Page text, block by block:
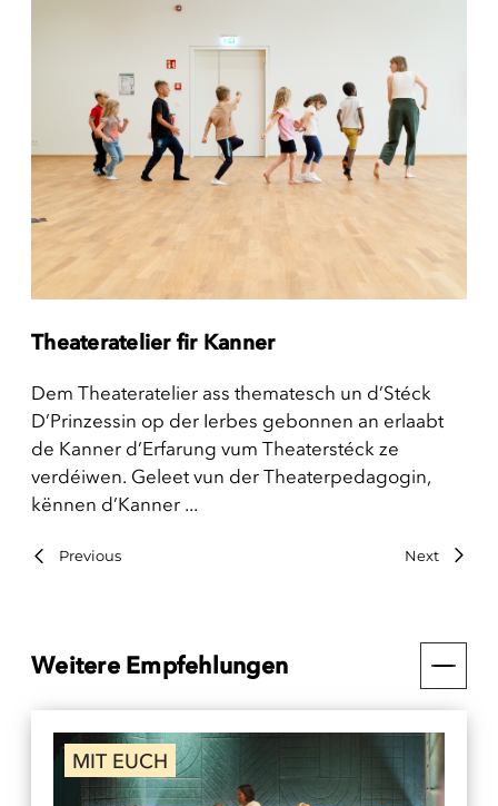
Theateratelier fir Kanner
Dem Theateratelier ass thematesch un d’Stéck
D’Prinzessin op der Ierbes gebonnen an erlaabt
de Kanner d’Erfarung vum Theaterstéck ze
verdéiwen. Geleet vun der Theaterpedagogin,
kënnen d’Kanner ...
Previous Next
Weitere Empfehlungen
MIT EUCH